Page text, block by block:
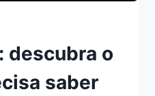
descubra o
saber